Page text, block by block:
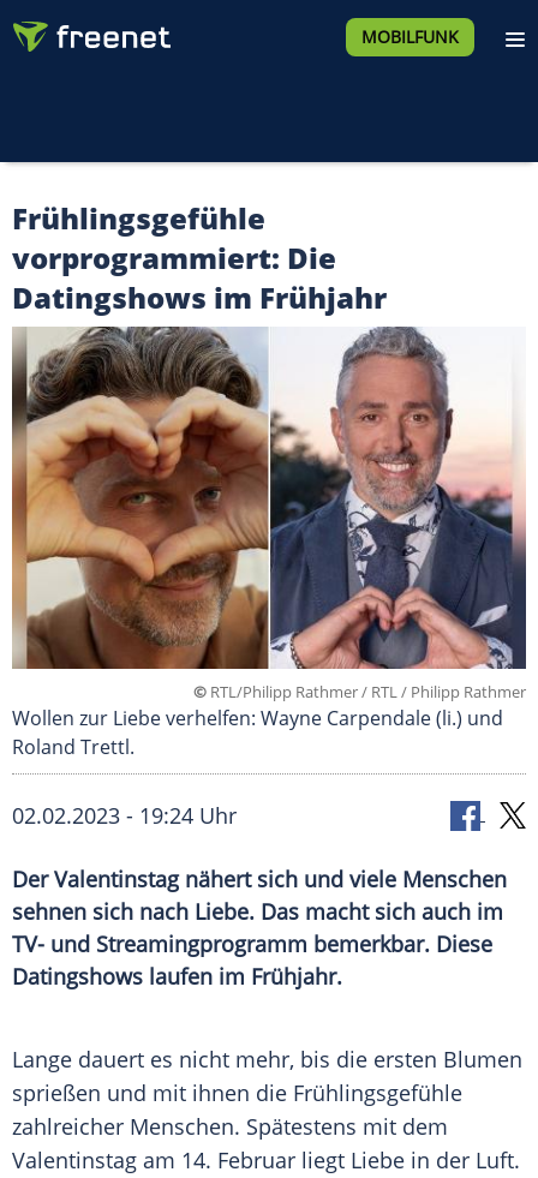
MOBILFUNK
Frühlingsgefühle
vorprogrammiert: Die
Datingshows im Frühjahr
© RTL/Philipp Rathmer / RTL / Philipp Rathmer
Wollen zur Liebe verhelfen: Wayne Carpendale (li.) und
Roland Trettl.
02.02.2023 - 19:24 Uhr
Der Valentinstag nähert sich und viele Menschen
sehnen sich nach Liebe. Das macht sich auch im
TV- und Streamingprogramm bemerkbar. Diese
Datingshows laufen im Frühjahr.
Lange dauert es nicht mehr, bis die ersten Blumen
sprießen und mit ihnen die Frühlingsgefühle
zahlreicher Menschen. Spätestens mit dem
Valentinstag am 14. Februar liegt Liebe in der Luft.